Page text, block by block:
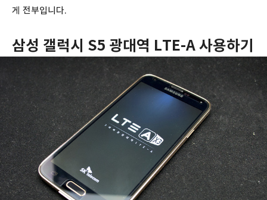
게 전부입니다.
삼성 갤럭시 S5 광대역 LTE-A 사용하기